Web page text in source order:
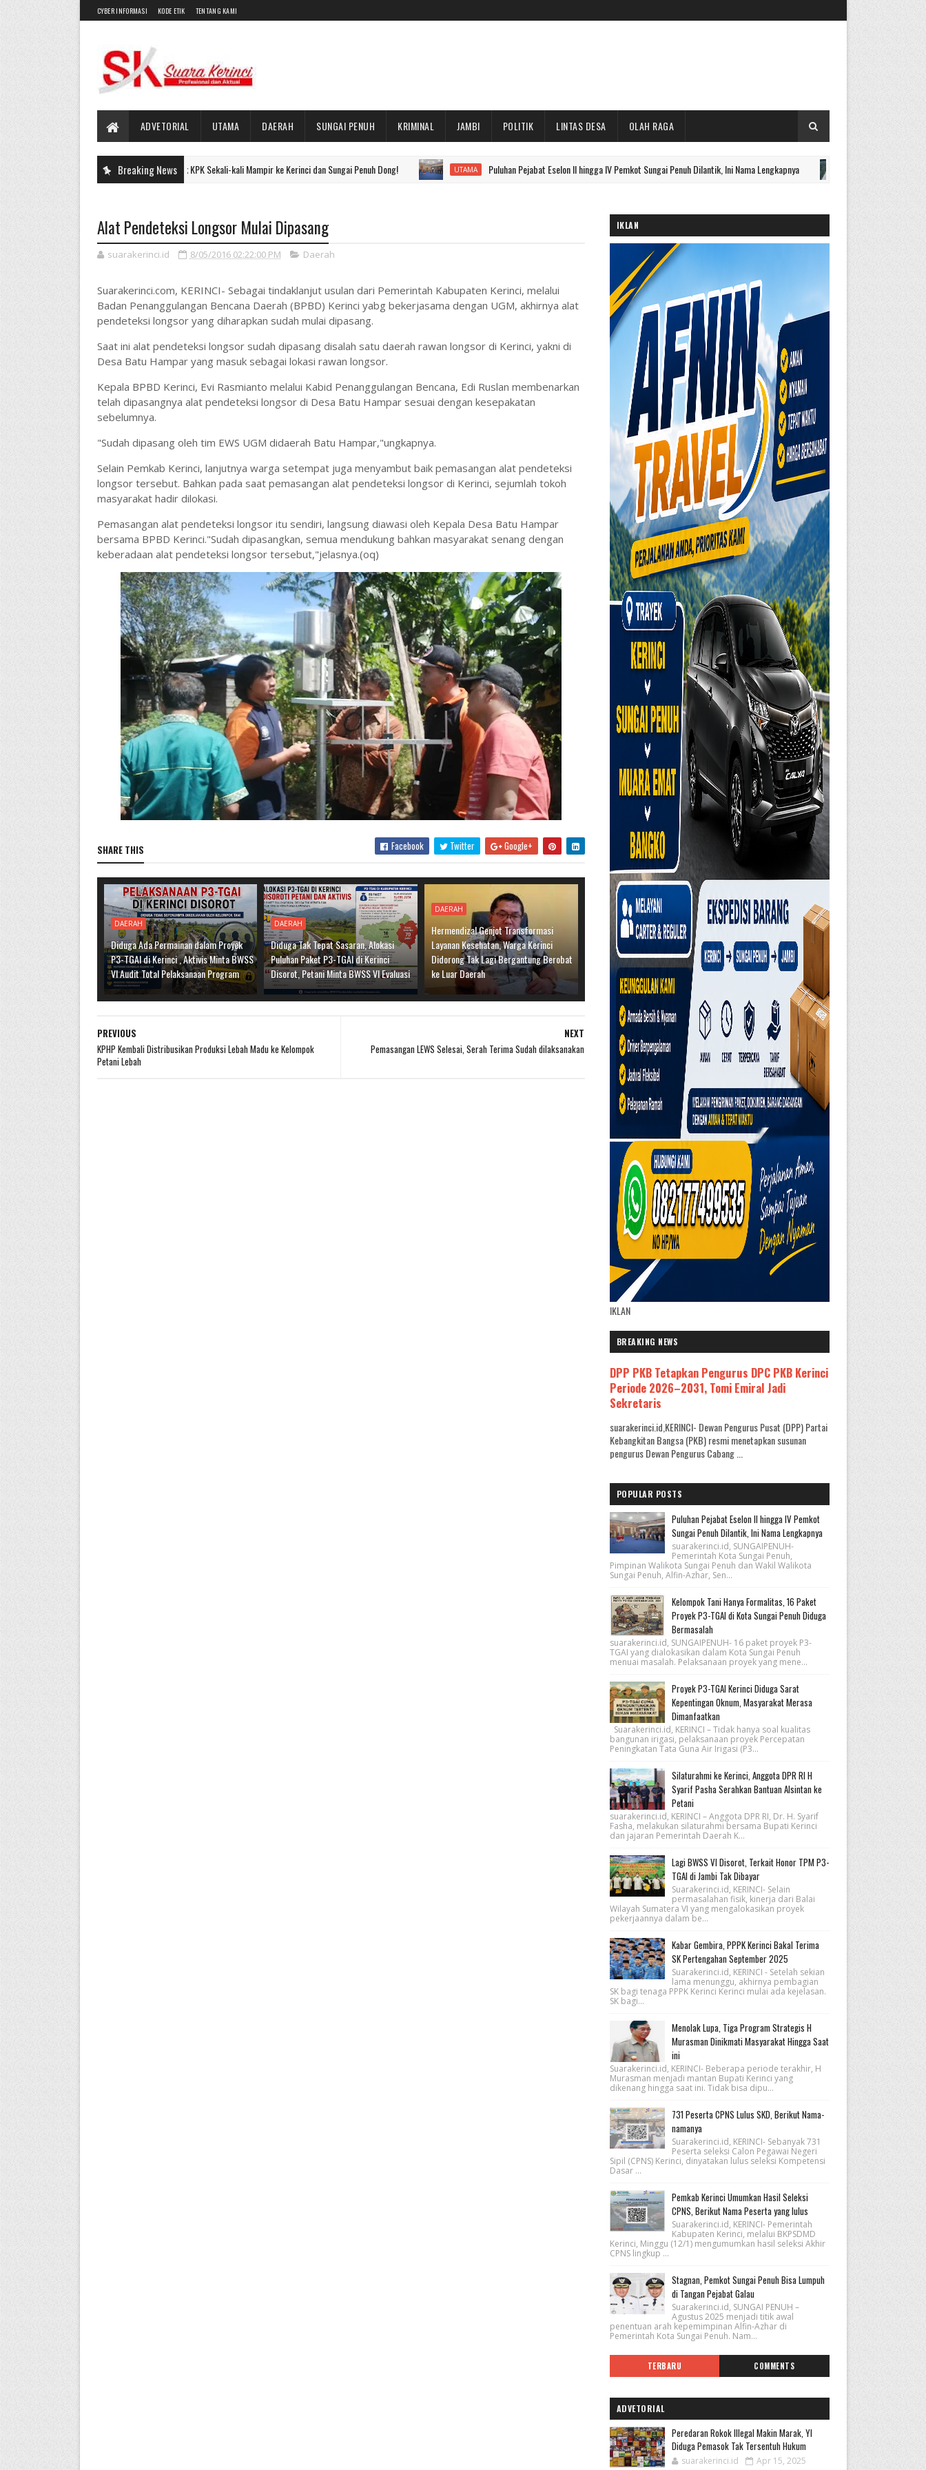
CYBER INFORMASI KODE ETIK TENTANG KAMI
ADVETORIAL UTAMA DAERAH SUNGAI PENUH KRIMINAL JAMBI POLITIK LINTAS DESA OLAH RAGA
Breaking News
UTAMA Aktivis : Pak KPK Sekali-kali Mampir ke Kerinci dan Sungai Penuh Dong! UTAMA Puluhan Pejabat Eselon II hingga IV Pemkot Sungai Penuh Dilantik, Ini Nama Lengkapnya UTAMA Baru Dibangun, Jalan
Alat Pendeteksi Longsor Mulai Dipasang
suarakerinci.id 8/05/2016 02:22:00 PM Daerah
Suarakerinci.com, KERINCI- Sebagai tindaklanjut usulan dari Pemerintah Kabupaten Kerinci, melalui
Badan Penanggulangan Bencana Daerah (BPBD) Kerinci yabg bekerjasama dengan UGM, akhirnya alat
pendeteksi longsor yang diharapkan sudah mulai dipasang.
Saat ini alat pendeteksi longsor sudah dipasang disalah satu daerah rawan longsor di Kerinci, yakni di
Desa Batu Hampar yang masuk sebagai lokasi rawan longsor.
Kepala BPBD Kerinci, Evi Rasmianto melalui Kabid Penanggulangan Bencana, Edi Ruslan membenarkan
telah dipasangnya alat pendeteksi longsor di Desa Batu Hampar sesuai dengan kesepakatan
sebelumnya.
"Sudah dipasang oleh tim EWS UGM didaerah Batu Hampar,"ungkapnya.
Selain Pemkab Kerinci, lanjutnya warga setempat juga menyambut baik pemasangan alat pendeteksi
longsor tersebut. Bahkan pada saat pemasangan alat pendeteksi longsor di Kerinci, sejumlah tokoh
masyarakat hadir dilokasi.
Pemasangan alat pendeteksi longsor itu sendiri, langsung diawasi oleh Kepala Desa Batu Hampar
bersama BPBD Kerinci."Sudah dipasangkan, semua mendukung bahkan masyarakat senang dengan
keberadaan alat pendeteksi longsor tersebut,"jelasnya.(oq)
SHARE THIS Facebook Twitter Google+
DAERAH
Diduga Ada Permainan dalam Proyek
P3-TGAI di Kerinci , Aktivis Minta BWSS
VI Audit Total Pelaksanaan Program
DAERAH
Diduga Tak Tepat Sasaran, Alokasi
Puluhan Paket P3-TGAI di Kerinci
Disorot, Petani Minta BWSS VI Evaluasi
DAERAH
Hermendizal Genjot Transformasi
Layanan Kesehatan, Warga Kerinci
Didorong Tak Lagi Bergantung Berobat
ke Luar Daerah
NEXT
Pemasangan LEWS Selesai, Serah Terima Sudah dilaksanakan
PREVIOUS
KPHP Kembali Distribusikan Produksi Lebah Madu ke Kelompok
Petani Lebah
IKLAN
IKLAN
BREAKING NEWS
DPP PKB Tetapkan Pengurus DPC PKB Kerinci
Periode 2026–2031, Tomi Emiral Jadi
Sekretaris
suarakerinci.id,KERINCI- Dewan Pengurus Pusat (DPP) Partai
Kebangkitan Bangsa (PKB) resmi menetapkan susunan
pengurus Dewan Pengurus Cabang ...
POPULAR POSTS
Puluhan Pejabat Eselon II hingga IV Pemkot
Sungai Penuh Dilantik, Ini Nama Lengkapnya
suarakerinci.id, SUNGAIPENUH-
Pemerintah Kota Sungai Penuh,
Pimpinan Walikota Sungai Penuh dan Wakil Walikota
Sungai Penuh, Alfin-Azhar, Sen...
Kelompok Tani Hanya Formalitas, 16 Paket
Proyek P3-TGAI di Kota Sungai Penuh Diduga
Bermasalah
suarakerinci.id, SUNGAIPENUH- 16 paket proyek P3-
TGAI yang dialokasikan dalam Kota Sungai Penuh
menuai masalah. Pelaksanaan proyek yang mene...
Proyek P3-TGAI Kerinci Diduga Sarat
Kepentingan Oknum, Masyarakat Merasa
Dimanfaatkan
Suarakerinci.id, KERINCI – Tidak hanya soal kualitas
bangunan irigasi, pelaksanaan proyek Percepatan
Peningkatan Tata Guna Air Irigasi (P3...
Silaturahmi ke Kerinci, Anggota DPR RI H
Syarif Pasha Serahkan Bantuan Alsintan ke
Petani
suarakerinci.id, KERINCI – Anggota DPR RI, Dr. H. Syarif
Fasha, melakukan silaturahmi bersama Bupati Kerinci
dan jajaran Pemerintah Daerah K...
Lagi BWSS VI Disorot, Terkait Honor TPM P3-
TGAI di Jambi Tak Dibayar
Suarakerinci.id, KERINCI- Selain
permasalahan fisik, kinerja dari Balai
Wilayah Sumatera VI yang mengalokasikan proyek
pekerjaannya dalam be...
Kabar Gembira, PPPK Kerinci Bakal Terima
SK Pertengahan September 2025
Suarakerinci.id, KERINCI - Setelah sekian
lama menunggu, akhirnya pembagian
SK bagi tenaga PPPK Kerinci Kerinci mulai ada kejelasan.
SK bagi...
Menolak Lupa, Tiga Program Strategis H
Murasman Dinikmati Masyarakat Hingga Saat
ini
Suarakerinci.id, KERINCI- Beberapa periode terakhir, H
Murasman menjadi mantan Bupati Kerinci yang
dikenang hingga saat ini. Tidak bisa dipu...
731 Peserta CPNS Lulus SKD, Berikut Nama-
namanya
Suarakerinci.id, KERINCI- Sebanyak 731
Peserta seleksi Calon Pegawai Negeri
Sipil (CPNS) Kerinci, dinyatakan lulus seleksi Kompetensi
Dasar ...
Pemkab Kerinci Umumkan Hasil Seleksi
CPNS, Berikut Nama Peserta yang lulus
Suarakerinci.id, KERINCI- Pemerintah
Kabupaten Kerinci, melalui BKPSDMD
Kerinci, Minggu (12/1) mengumumkan hasil seleksi Akhir
CPNS lingkup ...
Stagnan, Pemkot Sungai Penuh Bisa Lumpuh
di Tangan Pejabat Galau
Suarakerinci.id, SUNGAI PENUH –
Agustus 2025 menjadi titik awal
penentuan arah kepemimpinan Alfin-Azhar di
Pemerintah Kota Sungai Penuh. Nam...
TERBARU COMMENTS
ADVETORIAL
Peredaran Rokok Illegal Makin Marak, YI
Diduga Pemasok Tak Tersentuh Hukum
suarakerinci.id Apr 15, 2025